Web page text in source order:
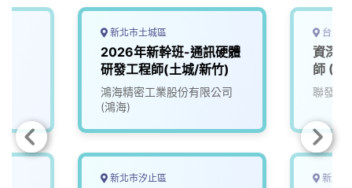
新北市土城區
2026年新幹班-通訊硬體
研發工程師(土城/新竹)
鴻海精密工業股份有限公司
(鴻海)
新北市汐止區
台北
資深
師
聯發科
新北